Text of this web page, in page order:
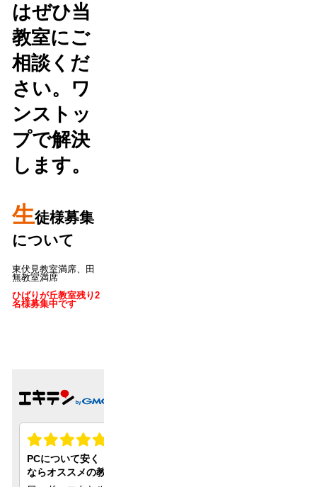
はぜひ当
教室にご
相談くだ
さい。ワ
ンストッ
プで解決
します。
生徒様募集
について
東伏見教室満席、田
無教室満席
ひばりが丘教室残り2
名様募集中です